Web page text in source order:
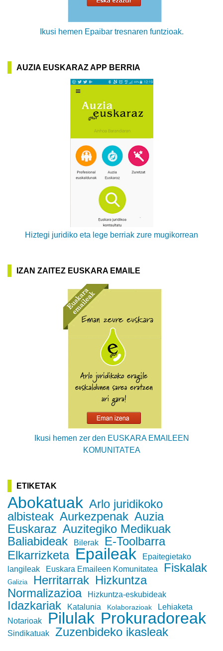
Ikusi hemen Epaibar tresnaren funtzioak.
AUZIA EUSKARAZ APP BERRIA
Hiztegi juridiko eta lege berriak zure mugikorrean
IZAN ZAITEZ EUSKARA EMAILE
Ikusi hemen zer den EUSKARA EMAILEEN
KOMUNITATEA
ETIKETAK
Abokatuak Arlo juridikoko
albisteak Aurkezpenak Auzia
Euskaraz Auzitegiko Medikuak
Baliabideak
Bilerak
E-Toolbarra
Elkarrizketa Epaileak
Epaitegietako
langileak
Euskara Emaileen Komunitatea Fiskalak
Galizia Herritarrak Hizkuntza
Normalizazioa
Hizkuntza-eskubideak
Idazkariak Katalunia Kolaborazioak
Lehiaketa
Notarioak
Pilulak Prokuradoreak
Sindikatuak Zuzenbideko ikasleak